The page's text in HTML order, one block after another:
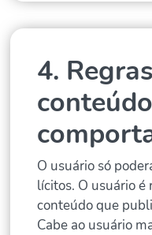
4.
O usuário só
lícitos. O usuário é
conteúdo que
Cabe ao usuário